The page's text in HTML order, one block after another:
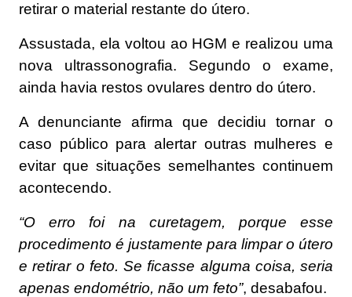
retirar o material restante do útero.
Assustada, ela voltou ao HGM e realizou uma
nova ultrassonografia. Segundo o exame,
ainda havia restos ovulares dentro do útero.
A denunciante afirma que decidiu tornar o
caso público para alertar outras mulheres e
evitar que situações semelhantes continuem
acontecendo.
“O erro foi na curetagem, porque esse
procedimento é justamente para limpar o útero
e retirar o feto. Se ficasse alguma coisa, seria
apenas endométrio, não um feto”, desabafou.